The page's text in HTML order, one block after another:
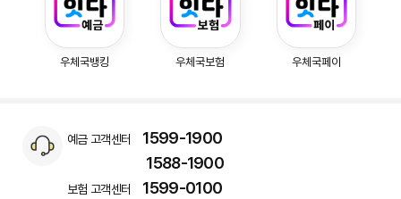
우체국뱅킹 우체국보험 우체국페이
예금 고객센터
1599-1900
1588-1900
보험 고객센터 1599-0100